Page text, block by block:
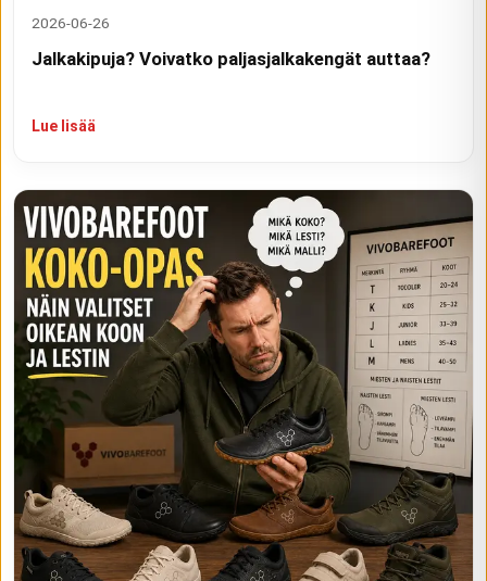
2026-06-26
Jalkakipuja? Voivatko paljasjalkakengät auttaa?
Lue lisää